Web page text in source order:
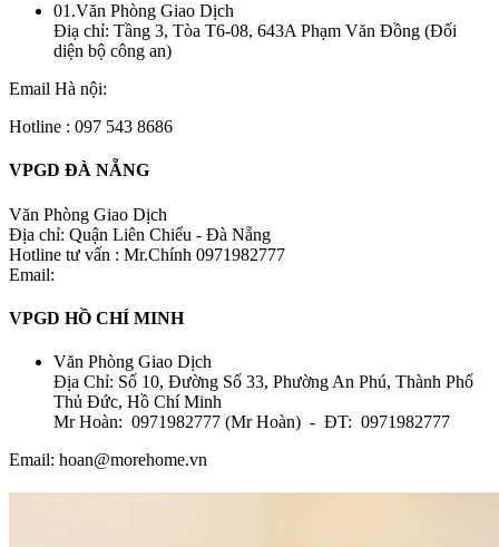
01.Văn Phòng Giao Dịch
Điạ chỉ: Tầng 3, Tòa T6-08, 643A Phạm Văn Đồng (Đối
diện bộ công an)
Email Hà nội:
Hotline : 097 543 8686
VPGD ĐÀ NẴNG
Văn Phòng Giao Dịch
Địa chỉ: Quận Liên Chiểu - Đà Nẵng
Hotline tư vấn : Mr.Chính 0971982777
Email:
VPGD HỒ CHÍ MINH
Văn Phòng Giao Dịch
Địa Chỉ: Số 10, Đường Số 33, Phường An Phú, Thành Phố
Thủ Đức, Hồ Chí Minh
Mr Hoàn: 0971982777 (Mr Hoàn) - ĐT: 0971982777
Email: hoan@morehome.vn